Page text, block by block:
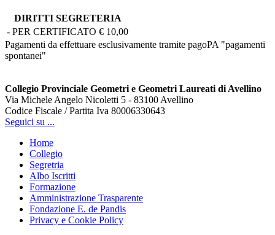
DIRITTI SEGRETERIA
- PER CERTIFICATO € 10,00
Pagamenti da effettuare esclusivamente tramite pagoPA "pagamenti
spontanei"
Collegio Provinciale Geometri e Geometri Laureati di Avellino
Via Michele Angelo Nicoletti 5 - 83100 Avellino
Codice Fiscale / Partita Iva 80006330643
Seguici su ...
Home
Collegio
Segretria
Albo Iscritti
Formazione
Amministrazione Trasparente
Fondazione E. de Pandis
Privacy e Cookie Policy